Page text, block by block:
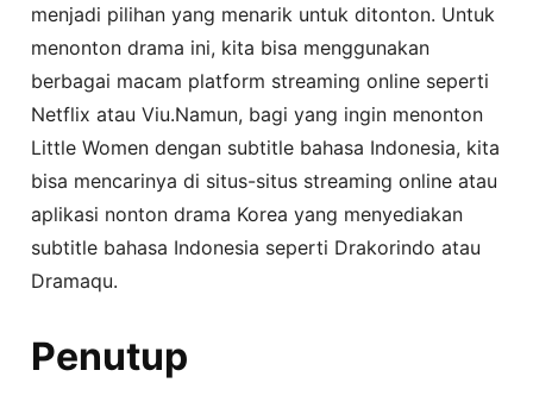
menjadi pilihan yang menarik untuk ditonton. Untuk
menonton drama ini, kita bisa menggunakan
berbagai macam platform streaming online seperti
Netflix atau Viu.Namun, bagi yang ingin menonton
Little Women dengan subtitle bahasa Indonesia, kita
bisa mencarinya di situs-situs streaming online atau
aplikasi nonton drama Korea yang menyediakan
subtitle bahasa Indonesia seperti Drakorindo atau
Dramaqu.
Penutup